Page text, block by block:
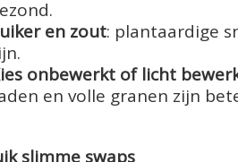
en zout: plantaardige
onbewerkt of licht
en volle granen zijn
slimme swaps